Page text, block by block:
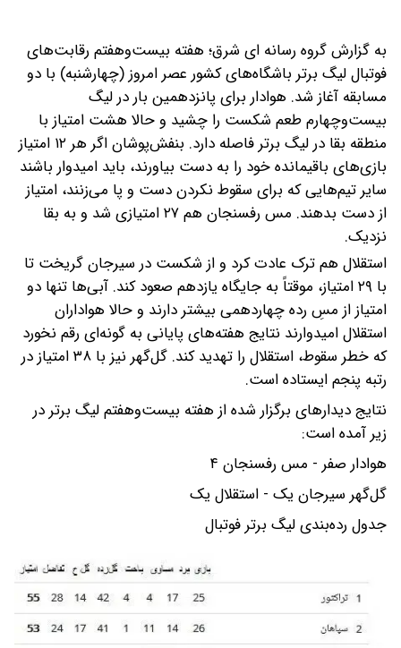
به گزارش گروه رسانه ای شرق؛ هفته بیست‌وهفتم رقابت‌های
فوتبال لیگ برتر باشگاه‌های کشور عصر امروز (چهارشنبه) با دو
مسابقه آغاز شد. هوادار برای پانزدهمین بار در لیگ
بیست‌وچهارم طعم شکست را چشید و حالا هشت امتیاز با
منطقه بقا در لیگ برتر فاصله دارد. بنفش‌پوشان اگر هر ۱۲ امتیاز
بازی‌های باقیمانده خود را به دست بیاورند، باید امیدوار باشند
سایر تیم‌هایی که برای سقوط نکردن دست و پا می‌زنند، امتیاز
از دست بدهند. مس رفسنجان هم ۲۷ امتیازی شد و به بقا
نزدیک.
استقلال هم ترک عادت کرد و از شکست در سیرجان گریخت تا
با ۲۹ امتیاز، موقتاً به جایگاه یازدهم صعود کند. آبی‌ها تنها دو
امتیاز از مسِ رده چهاردهمی بیشتر دارند و حالا هواداران
استقلال امیدوارند نتایج هفته‌های پایانی به گونه‌ای رقم نخورد
که خطر سقوط، استقلال را تهدید کند. گل‌گهر نیز با ۳۸ امتیاز در
رتبه پنجم ایستاده است.
نتایج دیدارهای برگزار شده از هفته بیست‌وهفتم لیگ برتر در
زیر آمده است:
هوادار صفر - مس رفسنجان ۴
گل‌گهر سیرجان یک - استقلال یک
جدول رده‌بندی لیگ برتر فوتبال